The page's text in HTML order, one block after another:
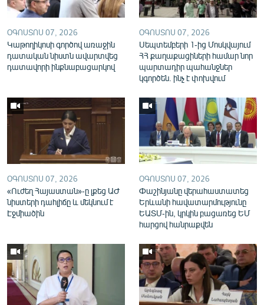
English
Русский
ՀԵՏԵՎԵՔ ՄԵԶ
«Ազատության» բոլոր կայքերը
ՕԳՈՍՏՈՍ 07, 2026
Կաթողիկոսի գործով առաջին
դատական նիստն ավարտվեց
դատավորի ինքնաբացարկով
ՕԳՈՍՏՈՍ 07, 2026
Սեպտեմբերի 1-ից Մոսկվայում
ՀՀ քաղաքացիների համար նոր
պարտադիր պահանջներ
կգործեն. ինչ է փոխվում
ՕԳՈՍՏՈՍ 07, 2026
«Ուժեղ Հայաստան»-ը լքեց ԱԺ
նիստերի դահլիճը և մեկնում է
Էջմիածին
ՕԳՈՍՏՈՍ 07, 2026
Փաշինյանը վերահաստատեց
Երևանի հավատարմությունը
ԵԱՏՄ-ին, կրկին բացառեց ԵՄ
հարցով հանրաքվեն